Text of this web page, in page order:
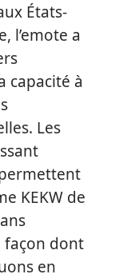
États-
l’emote a
capacité à
Les
KEKW de
façon dont
en